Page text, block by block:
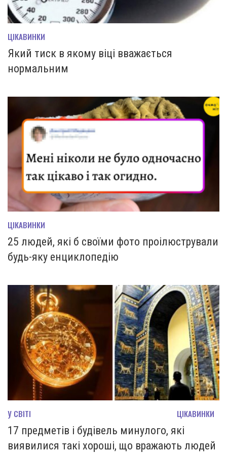
ЦІКАВИНКИ
Який тиск в якому віці вважається
нормальним
ЦІКАВИНКИ
25 людей, які б своїми фото проілюстрували
будь-яку енциклопедію
У СВІТІ ЦІКАВИНКИ
17 предметів і будівель минулого, які
виявилися такі хороші, що вражають людей